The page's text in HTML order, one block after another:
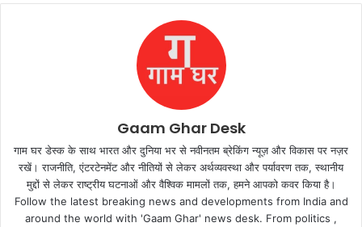
Gaam Ghar Desk
गाम घर डेस्क के साथ भारत और दुनिया भर से नवीनतम ब्रेकिंग न्यूज़ और विकास पर नज़र
रखें। राजनीति, एंटरटेनमेंट और नीतियों से लेकर अर्थव्यवस्था और पर्यावरण तक, स्थानीय
मुद्दों से लेकर राष्ट्रीय घटनाओं और वैश्विक मामलों तक, हमने आपको कवर किया है।
Follow the latest breaking news and developments from India and
around the world with 'Gaam Ghar' news desk. From politics ,